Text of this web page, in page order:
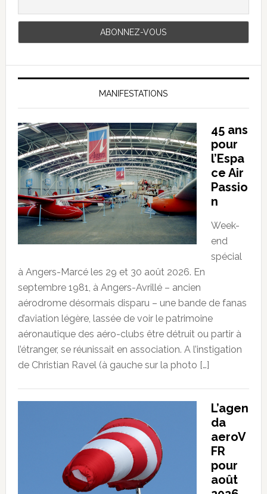
MANIFESTATIONS
45 ans
pour
l’Espa
ce Air
Passio
n
Week-
end
spécial
à Angers-Marcé les 29 et 30 août 2026. En
septembre 1981, à Angers-Avrillé – ancien
aérodrome désormais disparu – une bande de fanas
d’aviation légère, lassée de voir le patrimoine
aéronautique des aéro-clubs être détruit ou partir à
l’étranger, se réunissait en association. A l’instigation
de Christian Ravel (à gauche sur la photo […]
L’agen
da
aeroV
FR
pour
août